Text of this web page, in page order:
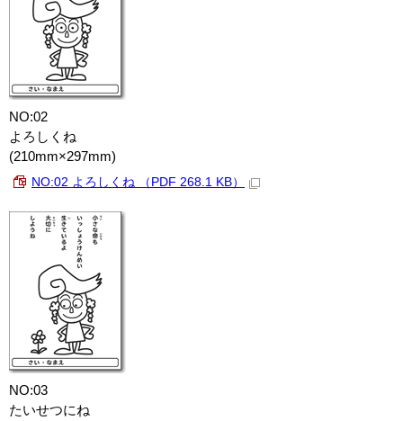
NO:02
よろしくね
(210mm×297mm)
NO:02 よろしくね （PDF 268.1 KB）
NO:03
たいせつにね